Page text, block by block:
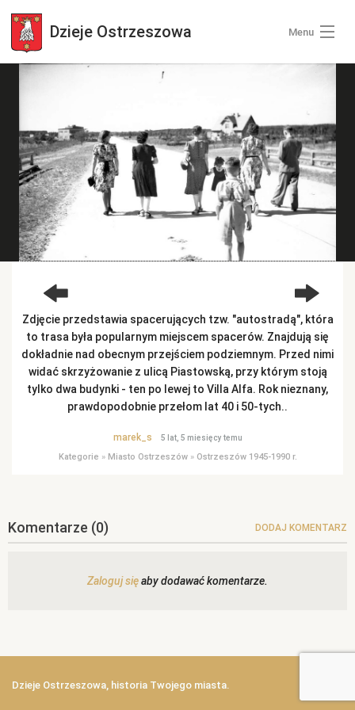
Dzieje Ostrzeszowa Menu
Zaloguj się
+ Dodaj zdjęcia
Zdjęcie przedstawia spacerujących tzw. "autostradą", która
to trasa była popularnym miejscem spacerów. Znajdują się
dokładnie nad obecnym przejściem podziemnym. Przed nimi
widać skrzyżowanie z ulicą Piastowską, przy którym stoją
tylko dwa budynki - ten po lewej to Villa Alfa. Rok nieznany,
prawdopodobnie przełom lat 40 i 50-tych..
marek_s 5 lat, 5 miesięcy temu
Kategorie » Miasto Ostrzeszów» Ostrzeszów 1945-1990 r.
Komentarze (0) DODAJ KOMENTARZ
Zaloguj sięaby dodawać komentarze.
Dzieje Ostrzeszowa, historia Twojego miasta.